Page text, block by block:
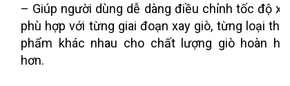
– Giúp người dùng dễ dàng điều chỉnh tốc độ xay
phù hợp với từng giai đoạn xay giò, từng loại thực
phẩm khác nhau cho chất lượng giò hoàn hảo
hơn.